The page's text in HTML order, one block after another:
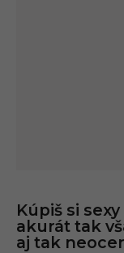
Kúpiš si
akurát tak
aj tak